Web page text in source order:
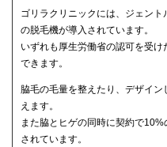
ゴリラクリニックには、ジェン
の脱毛機が導入されています。
いずれも厚生労働省の認可を受
できます。
脇毛の毛量を整えたり、デザイ
えます。
また脇とヒゲの同時に契約で
されています。